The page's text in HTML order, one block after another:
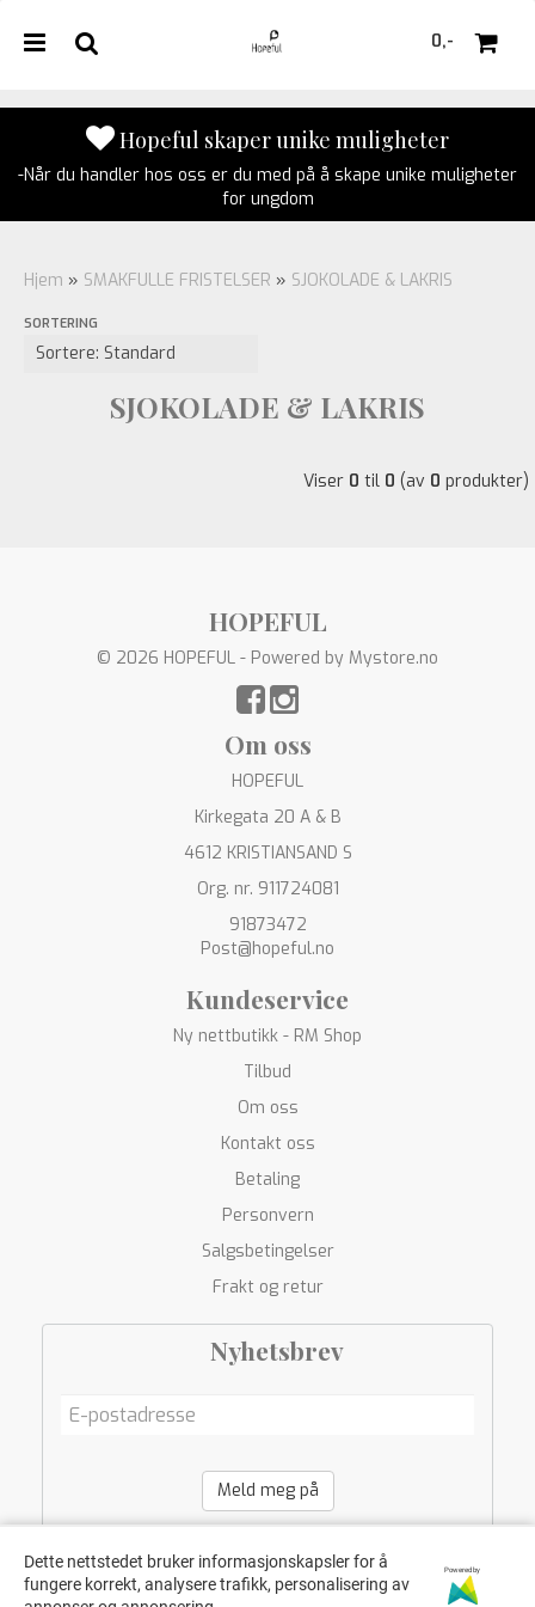
0,-
Hopeful skaper unike muligheter
-Når du handler hos oss er du med på å skape unike muligheter
for ungdom
Hjem » SMAKFULLE FRISTELSER » SJOKOLADE & LAKRIS
SORTERING
SJOKOLADE & LAKRIS
Viser 0 til 0 (av 0 produkter)
HOPEFUL
© 2026 HOPEFUL - Powered by Mystore.no
Om oss
HOPEFUL
Kirkegata 20 A & B
4612 KRISTIANSAND S
Org. nr. 911724081
91873472
Post@hopeful.no
Kundeservice
Ny nettbutikk - RM Shop
Tilbud
Om oss
Kontakt oss
Betaling
Personvern
Salgsbetingelser
Frakt og retur
Nyhetsbrev
Meld meg på
Dette nettstedet bruker informasjonskapsler for å
fungere korrekt, analysere trafikk, personalisering av
Powered by